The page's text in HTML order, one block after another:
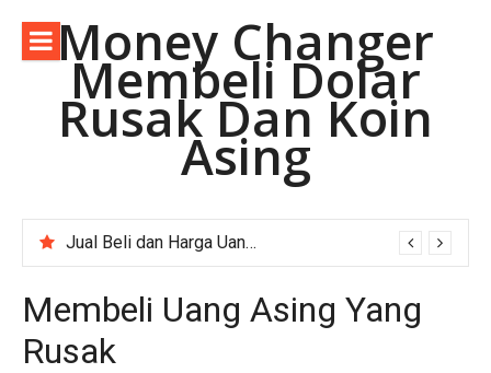
konten Money Changer
Membeli Dolar
Rusak Dan Koin
Asing
Jual Beli dan Harga Uang Asing Rupee Pakistan di Depok Jawa Barat.
Membeli Uang Asing Yang
Rusak